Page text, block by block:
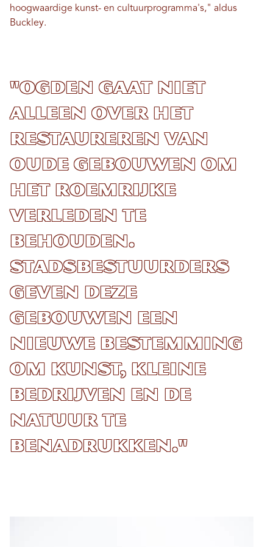
hoogwaardige kunst- en cultuurprogramma's," aldus
Buckley.
"Ogden gaat niet
alleen over het
restaureren van
oude gebouwen om
het roemrijke
verleden te
behouden.
Stadsbestuurders
geven deze
gebouwen een
nieuwe bestemming
om kunst, kleine
bedrijven en de
natuur te
benadrukken."